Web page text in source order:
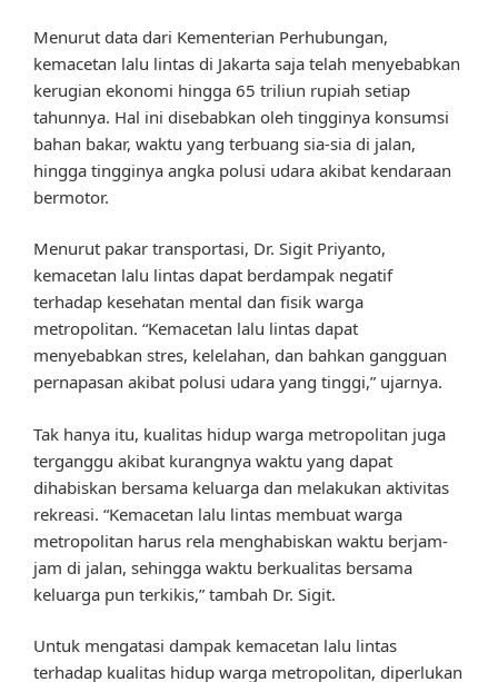
Menurut data dari Kementerian Perhubungan,
kemacetan lalu lintas di Jakarta saja telah menyebabkan
kerugian ekonomi hingga 65 triliun rupiah setiap
tahunnya. Hal ini disebabkan oleh tingginya konsumsi
bahan bakar, waktu yang terbuang sia-sia di jalan,
hingga tingginya angka polusi udara akibat kendaraan
bermotor.
Menurut pakar transportasi, Dr. Sigit Priyanto,
kemacetan lalu lintas dapat berdampak negatif
terhadap kesehatan mental dan fisik warga
metropolitan. “Kemacetan lalu lintas dapat
menyebabkan stres, kelelahan, dan bahkan gangguan
pernapasan akibat polusi udara yang tinggi,” ujarnya.
Tak hanya itu, kualitas hidup warga metropolitan juga
terganggu akibat kurangnya waktu yang dapat
dihabiskan bersama keluarga dan melakukan aktivitas
rekreasi. “Kemacetan lalu lintas membuat warga
metropolitan harus rela menghabiskan waktu berjam-
jam di jalan, sehingga waktu berkualitas bersama
keluarga pun terkikis,” tambah Dr. Sigit.
Untuk mengatasi dampak kemacetan lalu lintas
terhadap kualitas hidup warga metropolitan, diperlukan